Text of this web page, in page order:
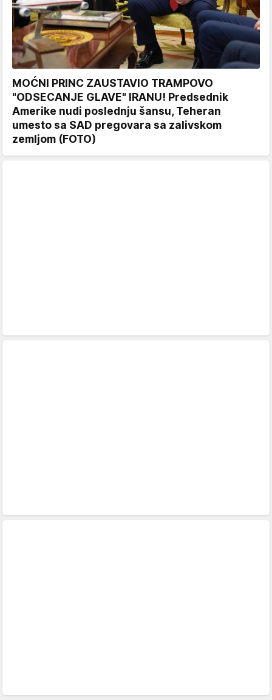
MOĆNI PRINC ZAUSTAVIO TRAMPOVO
"ODSECANJE GLAVE" IRANU! Predsednik
Amerike nudi poslednju šansu, Teheran
umesto sa SAD pregovara sa zalivskom
zemljom (FOTO)